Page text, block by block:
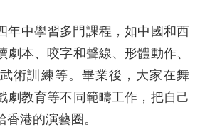
年中學習多門課程，如中國和西
劇本、咬字和聲線、形體動作、
術訓練等。畢業後，大家在舞
劇教育等不同範疇工作，把自己
港的演藝圈。